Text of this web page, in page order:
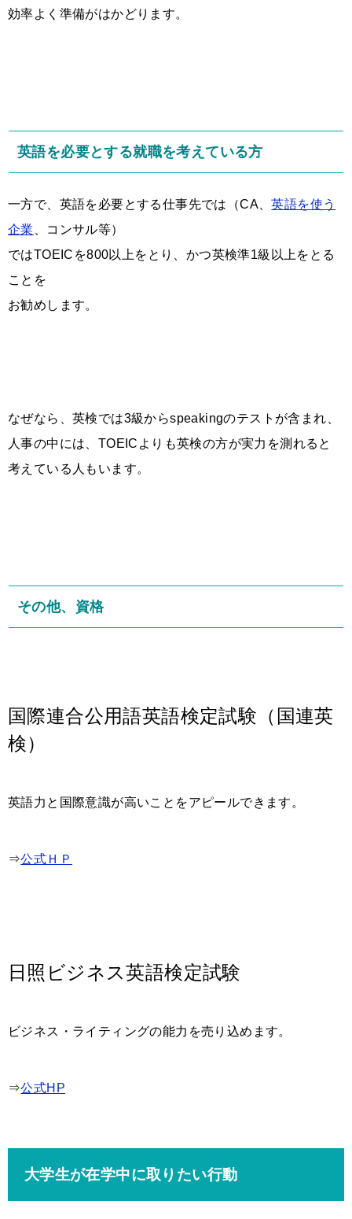
効率よく準備がはかどります。
英語を必要とする就職を考えている方
一方で、英語を必要とする仕事先では（CA、英語を使う
企業 、コンサル等）
ではTOEICを800以上をとり、かつ英検準1級以上をとる
ことを
お勧めします。
なぜなら、英検では3級からspeakingのテストが含まれ、
人事の中には、TOEICよりも英検の方が実力を測れると
考えている人もいます。
その他、資格
国際連合公用語英語検定試験（国連英
検）
英語力と国際意識が高いことをアピールできます。
⇒公式ＨＰ
日照ビジネス英語検定試験
ビジネス・ライティングの能力を売り込めます。
⇒公式HP
大学生が在学中に取りたい行動